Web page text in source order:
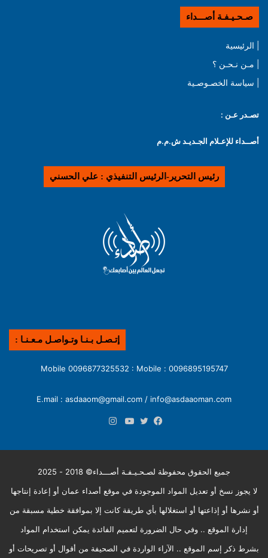
صـحـيـفـة أصـــداء
| الرئيسية
| مـن نـحـن ؟
| سياسة الخصـوصـية
تصـدر عـن :
أصــداء للإعـلام الجـديـد ش.م.م
رئيس التحرير-الرئيس التنفيذي : علي الحسني
إتـصـل بـنـا وتـواصـل مـعـنـا :
0096895195747 : Mobile 0096877325532 : Mobile
E.mail : asdaaom@gmail.com / info@asdaaoman.com
جميع الحقوق محفوظة لصـحـيـفـة أصـــداء© 2018 - 2025
لا يجوز نسخ أو تعديل المواد الموجودة في موقع أصداء عمان أو إعادة إنتاجها
أو نشرها أو إذاعتها أو استغلالها بأي طريقة كانت إلا بموافقة خطية مسبقة من
إدارة الموقع .. وفي حال الضرورة لتعميم الفائدة يمكن استخدام المواد
بشرط ذكر إسم الموقع .. الآراء الواردة في الصحيفة من أقوال أو تصريحات أو